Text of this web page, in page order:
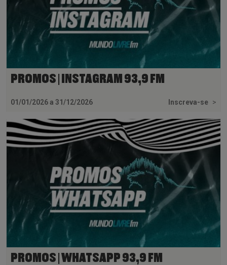
PROMOS | INSTAGRAM 93,9 FM
01/01/2026 a 31/12/2026 Inscreva-se >
PROMOS | WHATSAPP 93,9 FM